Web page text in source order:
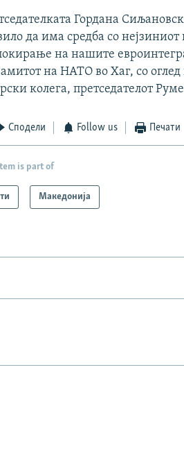
Гордана
да има средба со
на нашите
на НАТО во Хаг, со оглед
колега, претседателот
Сподели Follow us Печати
is part of
Македонија